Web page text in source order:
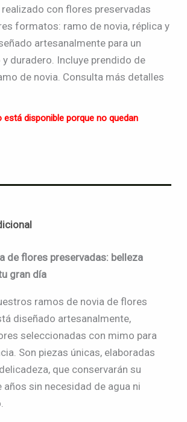
realizado con flores preservadas
formatos: ramo de novia, réplica y
artesanalmente para un
duradero. Incluye prendido de
de novia. Consulta más detalles
disponible porque no quedan
de flores preservadas: belleza
gran día
ramos de novia de flores
diseñado artesanalmente,
seleccionadas con mimo para
Son piezas únicas, elaboradas
que conservarán su
años sin necesidad de agua ni